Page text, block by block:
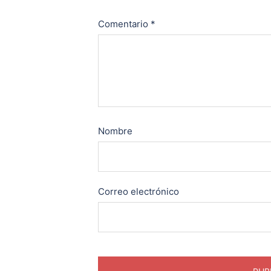
Comentario *
Nombre
Correo electrónico